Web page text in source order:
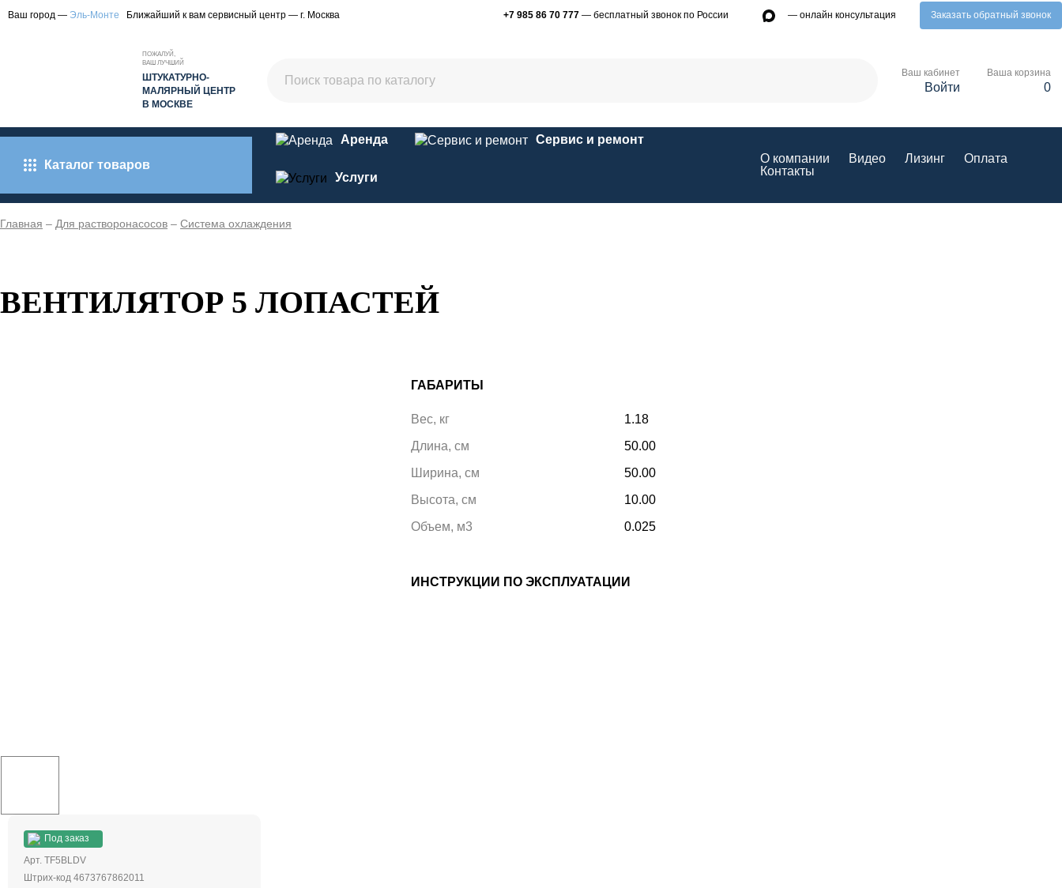
Ваш город — Эль-Монте Ближайший к вам сервисный центр — г. Москва +7 985 86 70 777 — бесплатный звонок по России — онлайн консультация Заказать обратный звонок
ПОЖАЛУЙ,
ВАШ ЛУЧШИЙ
ШТУКАТУРНО-
МАЛЯРНЫЙ ЦЕНТР
В МОСКВЕ
Ваш кабинет
Войти
Ваша корзина
0
Каталог товаров
Аренда Сервис и ремонт
Услуги
О компании Видео Лизинг
Оплата
Контакты
Главная – Для растворонасосов – Система охлаждения
ВЕНТИЛЯТОР 5 ЛОПАСТЕЙ
ГАБАРИТЫ
Вес, кг
1.18
Длина, см
50.00
Ширина, см
50.00
Высота, см
10.00
Объем, м3
0.025
ИНСТРУКЦИИ ПО ЭКСПЛУАТАЦИИ
Под заказ
Арт. TF5BLDV
Штрих-код 4673767862011